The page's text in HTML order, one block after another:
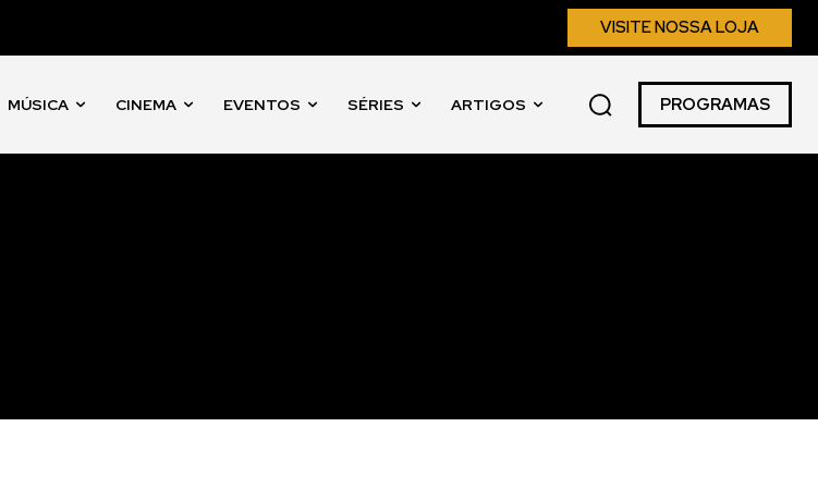
VISITE NOSSA LOJA
MÚSICA CINEMA EVENTOS SÉRIES ARTIGOS PROGRAMAS